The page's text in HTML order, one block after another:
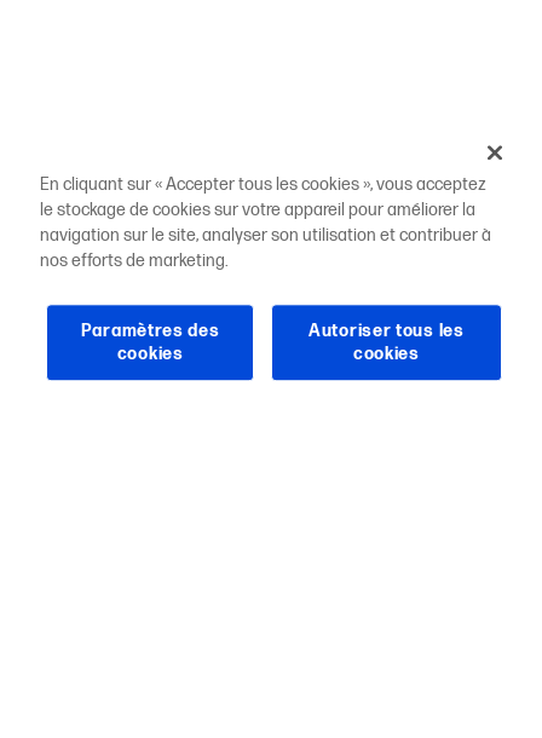
En cliquant sur « Accepter tous les cookies », vous acceptez
le stockage de cookies sur votre appareil pour améliorer la
navigation sur le site, analyser son utilisation et contribuer à
nos efforts de marketing.
Paramètres des
cookies
Autoriser tous les
cookies